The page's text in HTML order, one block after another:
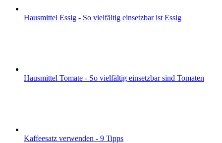
Hausmittel Essig - So vielfältig einsetzbar ist Essig
Hausmittel Tomate - So vielfältig einsetzbar sind Tomaten
Kaffeesatz verwenden - 9 Tipps